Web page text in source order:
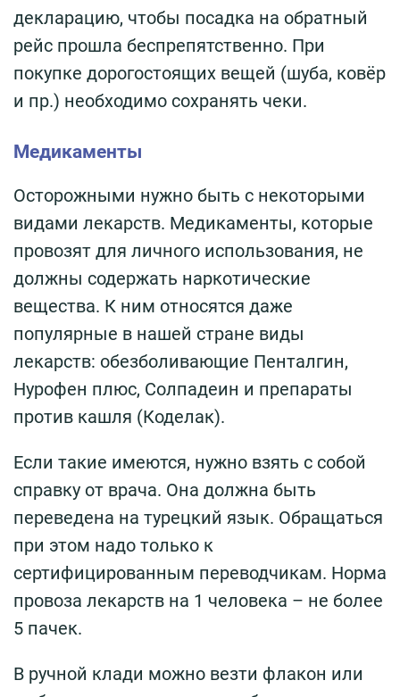
декларацию, чтобы посадка на обратный
рейс прошла беспрепятственно. При
покупке дорогостоящих вещей (шуба, ковёр
и пр.) необходимо сохранять чеки.
Медикаменты
Осторожными нужно быть с некоторыми
видами лекарств. Медикаменты, которые
провозят для личного использования, не
должны содержать наркотические
вещества. К ним относятся даже
популярные в нашей стране виды
лекарств: обезболивающие Пенталгин,
Нурофен плюс, Солпадеин и препараты
против кашля (Коделак).
Если такие имеются, нужно взять с собой
справку от врача. Она должна быть
переведена на турецкий язык. Обращаться
при этом надо только к
сертифицированным переводчикам. Норма
провоза лекарств на 1 человека – не более
5 пачек.
В ручной клади можно везти флакон или